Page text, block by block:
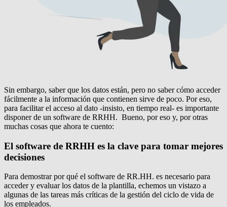
Sin embargo, saber que los datos están, pero no saber cómo acceder
fácilmente a la información que contienen sirve de poco. Por eso,
para facilitar el acceso al dato -insisto, en tiempo real- es importante
disponer de un software de RRHH. Bueno, por eso y, por otras
muchas cosas que ahora te cuento:
El software de RRHH es la clave para tomar mejores
decisiones
Para demostrar por qué el software de RR.HH. es necesario para
acceder y evaluar los datos de la plantilla, echemos un vistazo a
algunas de las tareas más críticas de la gestión del ciclo de vida de
los empleados.